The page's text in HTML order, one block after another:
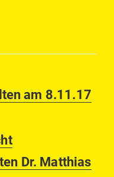
am 8.11.17
Dr. Matthias